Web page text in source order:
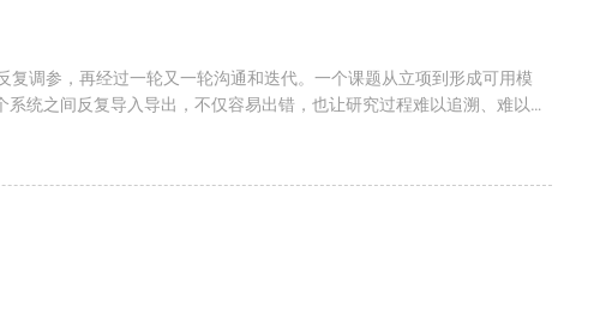
调参，再经过一轮又一轮沟通和迭代。一个课题从立项到形成可用模
统之间反复导入导出，不仅容易出错，也让研究过程难以追溯、难以复